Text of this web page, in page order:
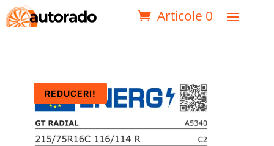
Articole 0
REDUCERI!